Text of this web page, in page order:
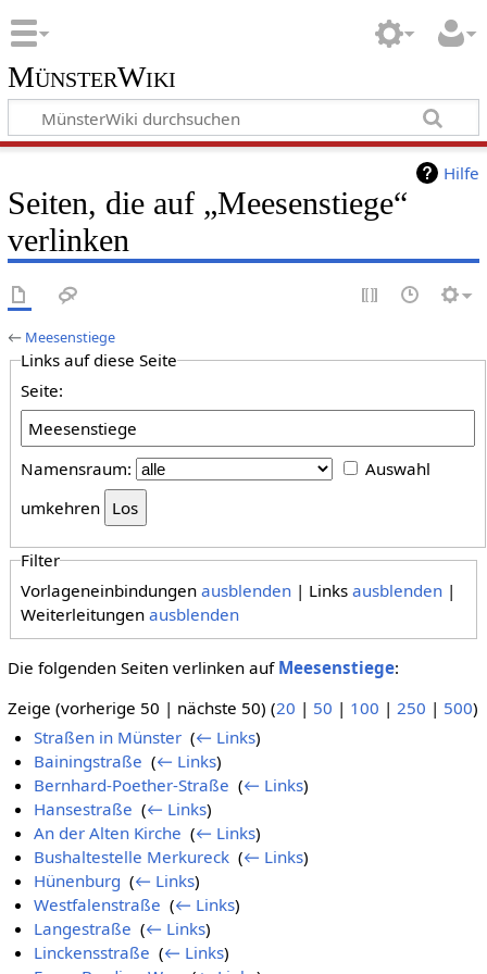
MünsterWiki
Hilfe
Seiten, die auf „Meesenstiege“
verlinken
← Meesenstiege
Links auf diese Seite
Seite:
Namensraum:
Auswahl
umkehren
Filter
Vorlageneinbindungenausblenden | Linksausblenden |
Weiterleitungenausblenden
Die folgenden Seiten verlinken auf Meesenstiege:
Zeige (vorherige 50 | nächste 50) (20 | 50 | 100 | 250 | 500)
Straßen in Münster ‎(← Links)
Bainingstraße ‎(← Links)
Bernhard-Poether-Straße ‎(← Links)
Hansestraße ‎(← Links)
An der Alten Kirche ‎(← Links)
Bushaltestelle Merkureck ‎(← Links)
Hünenburg ‎(← Links)
Westfalenstraße ‎(← Links)
Langestraße ‎(← Links)
Linckensstraße ‎(← Links)